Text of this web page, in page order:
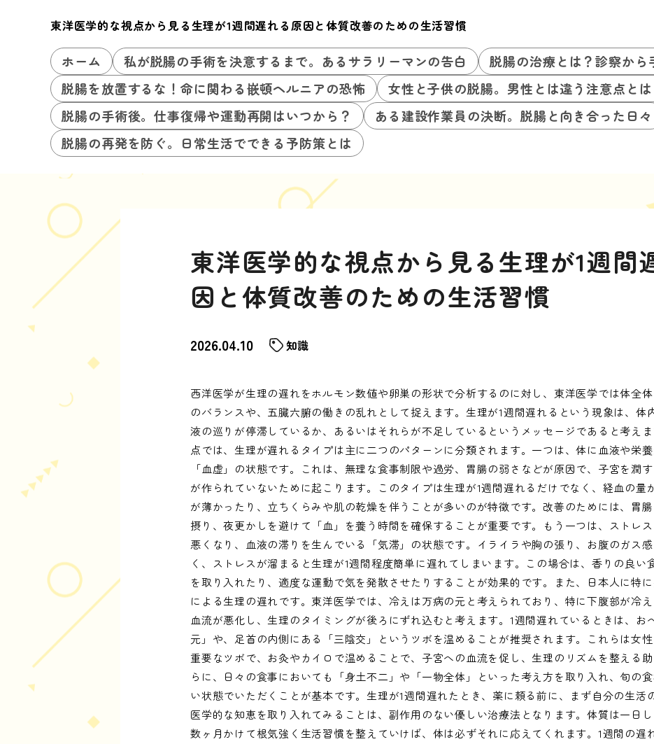
東洋医学的な視点から見る生理が1週間遅れる原因と体質改善のための生活習慣
ホーム 私が脱腸の手術を決意するまで。あるサラリーマンの告白
脱腸の治療とは？診察か
脱腸を放置するな！命に関わる嵌頓ヘルニアの恐怖
女性と子供の脱腸。男性とは違う注意点とは
脱腸の手術後。仕事復帰や運動再開はいつから？
ある建設作業員の決断。脱腸と向き合った日々
脱腸の再発を防ぐ。日常生活でできる予防策とは
東洋医学的な視点から見る生理が1週間
因と体質改善のための生活習慣
2026.04.10 知識
西洋医学が生理の遅れをホルモン数値や卵巣の形状で分析するのに対し、東洋医学では体全体
のバランスや、五臓六腑の働きの乱れとして捉えます。生理が1週間遅れるという現象は、体
液の巡りが停滞しているか、あるいはそれらが不足しているというメッセージであると考え
点では、生理が遅れるタイプは主に二つのパターンに分類されます。一つは、体に血液や栄
「血虚」の状態です。これは、無理な食事制限や過労、胃腸の弱さなどが原因で、子宮を潤
が作られていないために起こります。このタイプは生理が1週間遅れるだけでなく、経血の量
が薄かったり、立ちくらみや肌の乾燥を伴うことが多いのが特徴です。改善のためには、胃
摂り、夜更かしを避けて「血」を養う時間を確保することが重要です。もう一つは、ストレ
悪くなり、血液の滞りを生んでいる「気滞」の状態です。イライラや胸の張り、お腹のガス
く、ストレスが溜まると生理が1週間程度簡単に遅れてしまいます。この場合は、香りの良い
を取り入れたり、適度な運動で気を発散させたりすることが効果的です。また、日本人に特に
による生理の遅れです。東洋医学では、冷えは万病の元と考えられており、特に下腹部が冷
血流が悪化し、生理のタイミングが後ろにずれ込むと考えます。1週間遅れているときは、お
元」や、足首の内側にある「三陰交」というツボを温めることが推奨されます。これらは女
重要なツボで、お灸やカイロで温めることで、子宮への血流を促し、生理のリズムを整える
らに、日々の食事においても「身土不二」や「一物全体」といった考え方を取り入れ、旬の
い状態でいただくことが基本です。生理が1週間遅れたとき、薬に頼る前に、まず自分の生活
医学的な知恵を取り入れてみることは、副作用のない優しい治療法となります。体質は一日し
数ヶ月かけて根気強く生活習慣を整えていけば、体は必ずそれに応えてくれます。1週間の遅